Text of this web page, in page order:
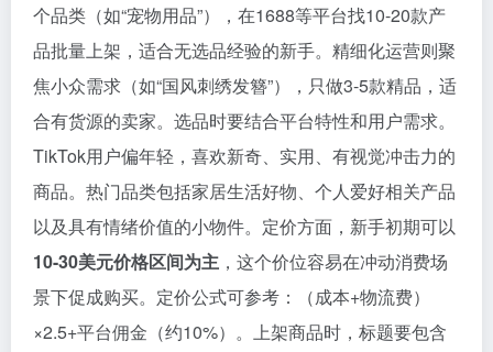
个品类（如“宠物用品”），在1688等平台找10-20款产
品批量上架，适合无选品经验的新手。精细化运营则聚
焦小众需求（如“国风刺绣发簪”），只做3-5款精品，适
合有货源的卖家。选品时要结合平台特性和用户需求。
TikTok用户偏年轻，喜欢新奇、实用、有视觉冲击力的
商品。热门品类包括家居生活好物、个人爱好相关产品
以及具有情绪价值的小物件。定价方面，新手初期可以
10-30美元价格区间为主 ，这个价位容易在冲动消费场
景下促成购买。定价公式可参考：（成本+物流费）
×2.5+平台佣金（约10%）。上架商品时，标题要包含